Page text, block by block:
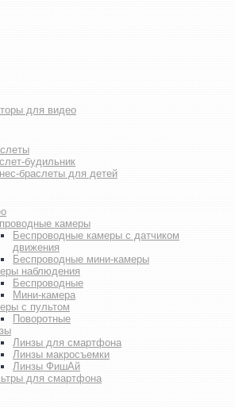
для видео
будильник
браслеты для детей
камеры
Беспроводные камеры с датчиком
движения
Беспроводные мини-камеры
наблюдения
Беспроводные
Мини-камера
с пультом
Поворотные
Линзы для смартфона
Линзы макросъемки
Линзы ФишАй
для смартфона